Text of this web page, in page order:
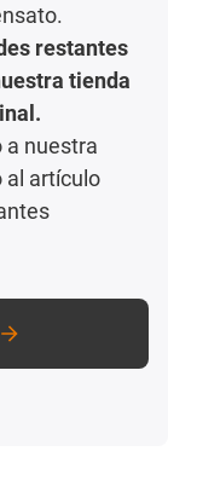
restantes
tienda
a nuestra
al artículo